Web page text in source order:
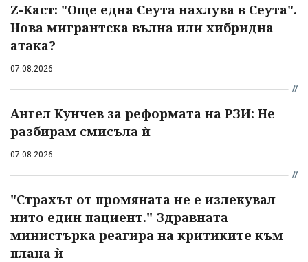
Z-Каст: "Още една Сеута нахлува в Сеута".
Нова мигрантска вълна или хибридна
атака?
07.08.2026
Ангел Кунчев за реформата на РЗИ: Не
разбирам смисъла ѝ
07.08.2026
"Страхът от промяната не е излекувал
нито един пациент." Здравната
министърка реагира на критиките към
плана ѝ